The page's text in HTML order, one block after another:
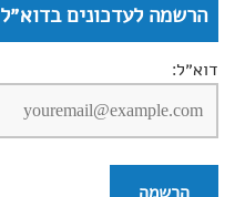
הרשמה לעדכונים בדוא״ל
דוא״ל: